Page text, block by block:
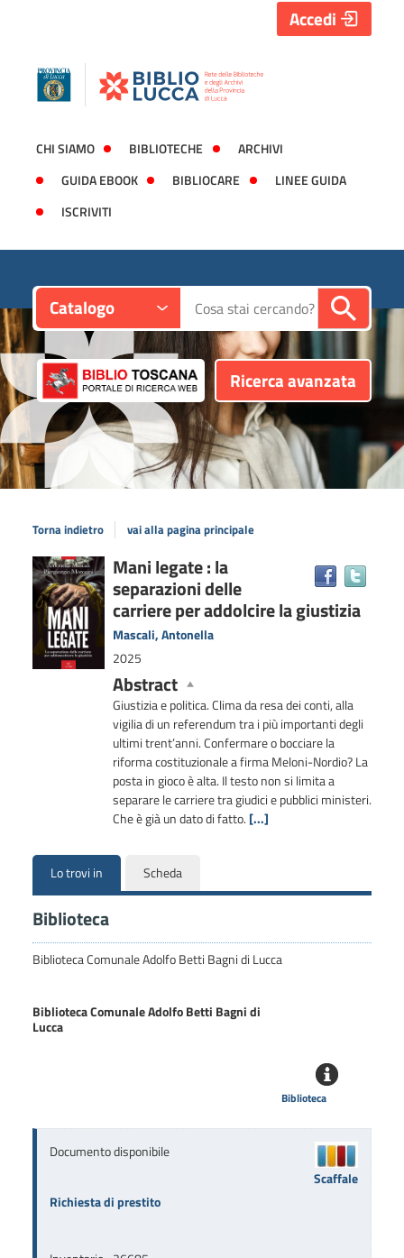
CHI SIAMO BIBLIOTECHE
ARCHIVI
GUIDA EBOOK
BIBLIOCARE
LINEE GUIDA
ISCRIVITI
Accedi
Catalogo Cerca su "Catalogo"
Ricerca avanzata
Torna indietro vai alla pagina principale
Dettaglio
del
documento
Mani legate : la
separazioni delle
carriere per addolcire la giustizia
Mascali, Antonella
2025
Abstract
Giustizia e politica. Clima da resa dei conti, alla
vigilia di un referendum tra i più importanti degli
ultimi trent’anni. Confermare o bocciare la
riforma costituzionale a firma Meloni-Nordio? La
posta in gioco è alta. Il testo non si limita a
separare le carriere tra giudici e pubblici ministeri.
Che è già un dato di fatto. [...]
Lo trovi in Scheda
Biblioteca
Biblioteca Comunale Adolfo Betti Bagni di Lucca
Biblioteca Comunale Adolfo Betti Bagni di
Lucca
Biblioteca
Documento disponibile
Richiesta di prestito
Scaffale